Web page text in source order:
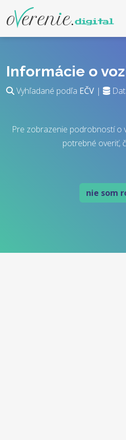
Informácie o
Vyhľadané podľa EČV |
Pre zobrazenie podrobností o
potrebné overiť,
nie som